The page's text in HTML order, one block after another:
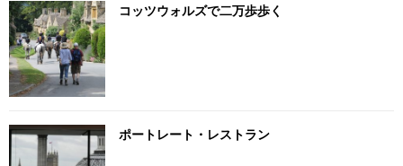
コッツウォルズで二万歩歩く
ポートレート・レストラン